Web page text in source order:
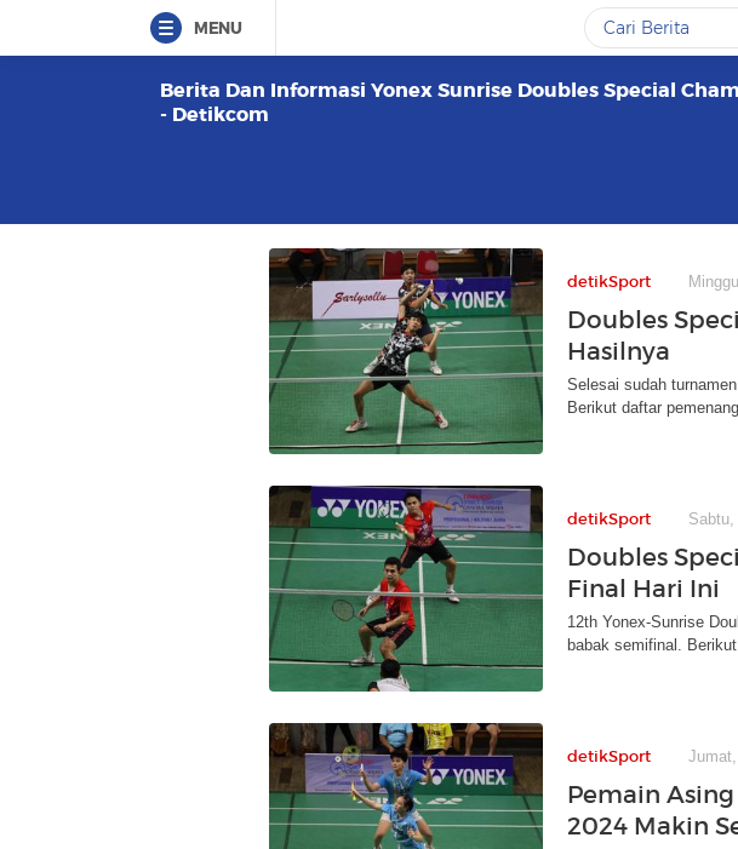
MENU
Berita Dan Informasi Yonex Sunrise Doubles Special
- Detikcom
detikSport
Doubles
Hasilnya
Selesai sudah
Berikut daftar
detikSport
Doubles
Final Hari Ini
12th Yonex-Sunrise
babak semifinal.
detikSport
Pemain
2024 Makin